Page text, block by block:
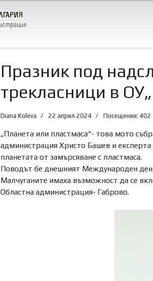
Празник под
трекласници в
Diana Koleva 22 април 2024 Посещения: 402
„Планета или пластмаса“- това мото
администрация Христо Башев и
планетата от замърсяване с пластмаса.
Поводът бе днешният Международен ден
Малчуганите имаха възможност да се
Областна администрация- Габрово.